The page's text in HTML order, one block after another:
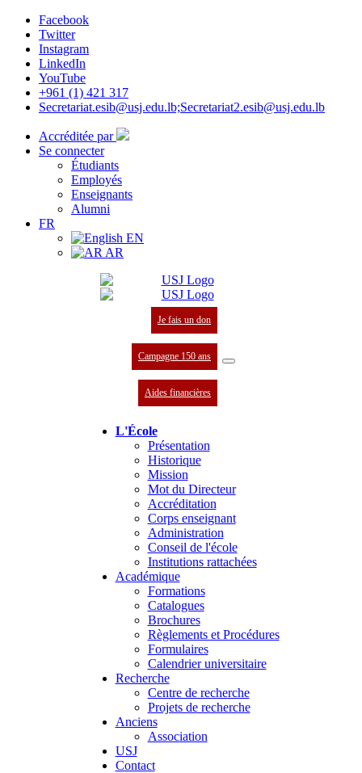
Facebook
Twitter
Instagram
LinkedIn
YouTube
+961 (1) 421 317
Secretariat.esib@usj.edu.lb;Secretariat2.esib@usj.edu.lb
Accréditée par
Se connecter
Étudiants
Employés
Enseignants
Alumni
FR
EN
AR
Je fais un don
Campagne 150 ans
Aides financières
L'École
Présentation
Historique
Mission
Mot du Directeur
Accréditation
Corps enseignant
Administration
Conseil de l'école
Institutions rattachées
Académique
Formations
Catalogues
Brochures
Règlements et Procédures
Formulaires
Calendrier universitaire
Recherche
Centre de recherche
Projets de recherche
Anciens
Association
USJ
Contact